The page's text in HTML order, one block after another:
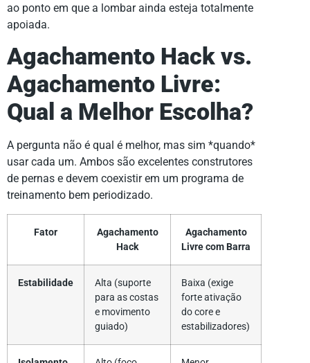
ao ponto em que a lombar ainda esteja totalmente
apoiada.
Agachamento Hack vs.
Agachamento Livre:
Qual a Melhor Escolha?
A pergunta não é qual é melhor, mas sim *quando*
usar cada um. Ambos são excelentes construtores
de pernas e devem coexistir em um programa de
treinamento bem periodizado.
Fator
Agachamento
Hack
Agachamento
Livre com Barra
Estabilidade
Alta (suporte
para as costas
e movimento
guiado)
Baixa (exige
forte ativação
do core e
estabilizadores)